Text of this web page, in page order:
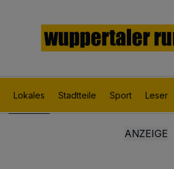
Lokales Stadtteile Sport Leser